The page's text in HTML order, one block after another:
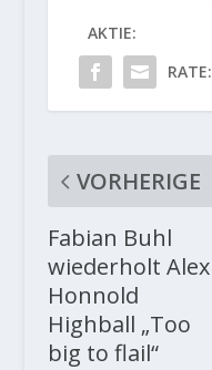
AKTIE:
RATE:
VORHERIGE
Fabian Buhl
wiederholt Alex
Honnold
Highball „Too
big to flail“